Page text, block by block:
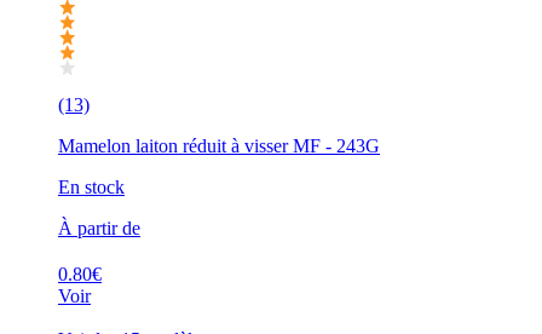
(13)
Mamelon laiton réduit à visser MF - 243G
En stock
À partir de
0.80€
Voir